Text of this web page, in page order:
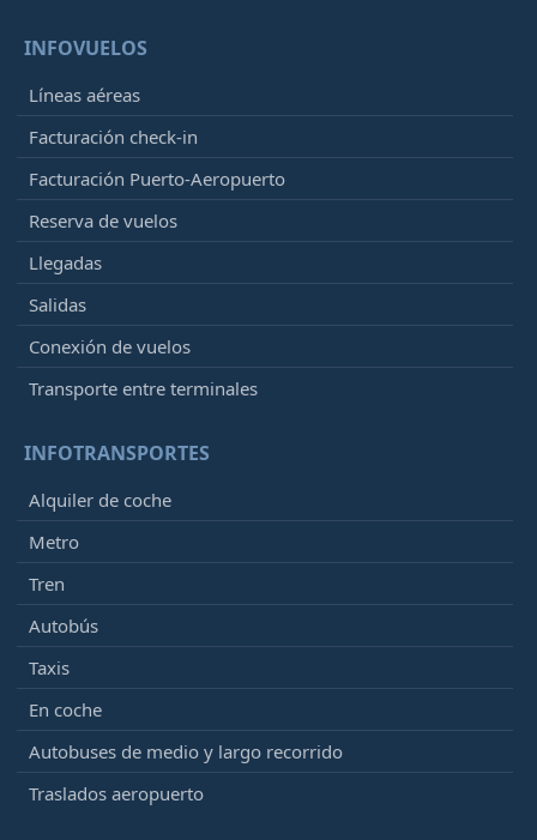
INFOVUELOS
Líneas aéreas
Facturación check-in
Facturación Puerto-Aeropuerto
Reserva de vuelos
Llegadas
Salidas
Conexión de vuelos
Transporte entre terminales
INFOTRANSPORTES
Alquiler de coche
Metro
Tren
Autobús
Taxis
En coche
Autobuses de medio y largo recorrido
Traslados aeropuerto